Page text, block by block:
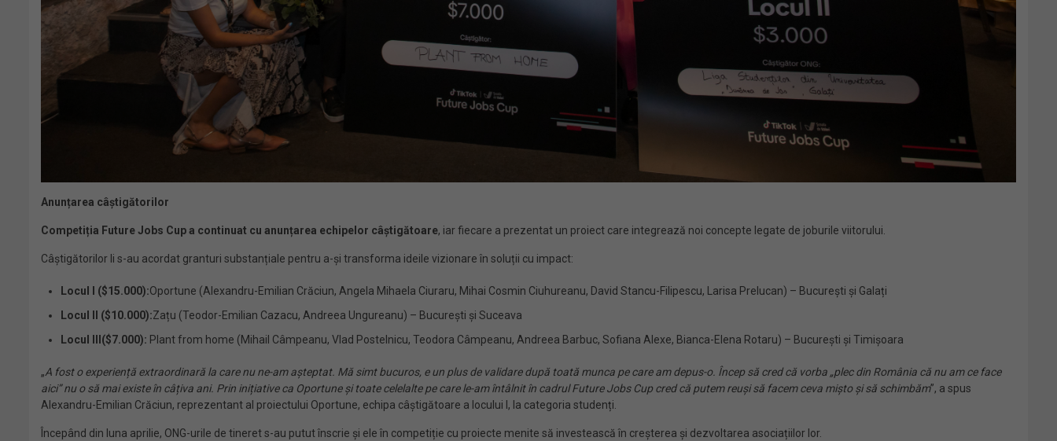
Anunțarea câștigătorilor
Competiția Future Jobs Cup a continuat cu anunțarea echipelor câștigătoare, iar fiecare a prezentat un proiect care integrează noi concepte legate de joburile viitorului.
Câștigătorilor li s-au acordat granturi substanțiale pentru a-și transforma ideile vizionare în soluții cu impact:
Locul I ($15.000):Oportune (Alexandru-Emilian Crăciun, Angela Mihaela Ciuraru, Mihai Cosmin Ciuhureanu, David Stancu-Filipescu, Larisa Prelucan) – București și Galați
Locul II ($10.000):Zațu (Teodor-Emilian Cazacu, Andreea Ungureanu) – București și Suceava
Locul III ($7.000): Plant from home (Mihail Câmpeanu, Vlad Postelnicu, Teodora Câmpeanu, Andreea Barbuc, Sofiana Alexe, Bianca-Elena Rotaru) – București și Timișoara
„A fost o experiență extraordinară la care nu ne-am așteptat. Mă simt bucuros, e un plus de validare după toată munca pe care am depus-o. Încep să cred că vorba „plec din România că nu am ce face
aici” nu o să mai existe în câțiva ani. Prin inițiative ca Oportune și toate celelalte pe care le-am întâlnit în cadrul Future Jobs Cup cred că putem reuși să facem ceva mișto și să schimbăm”, a spus
Alexandru-Emilian Crăciun, reprezentant al proiectului Oportune, echipa câștigătoare a locului I, la categoria studenți.
Începând din luna aprilie, ONG-urile de tineret s-au putut înscrie și ele în competiție cu proiecte menite să investească în creșterea și dezvoltarea asociațiilor lor.